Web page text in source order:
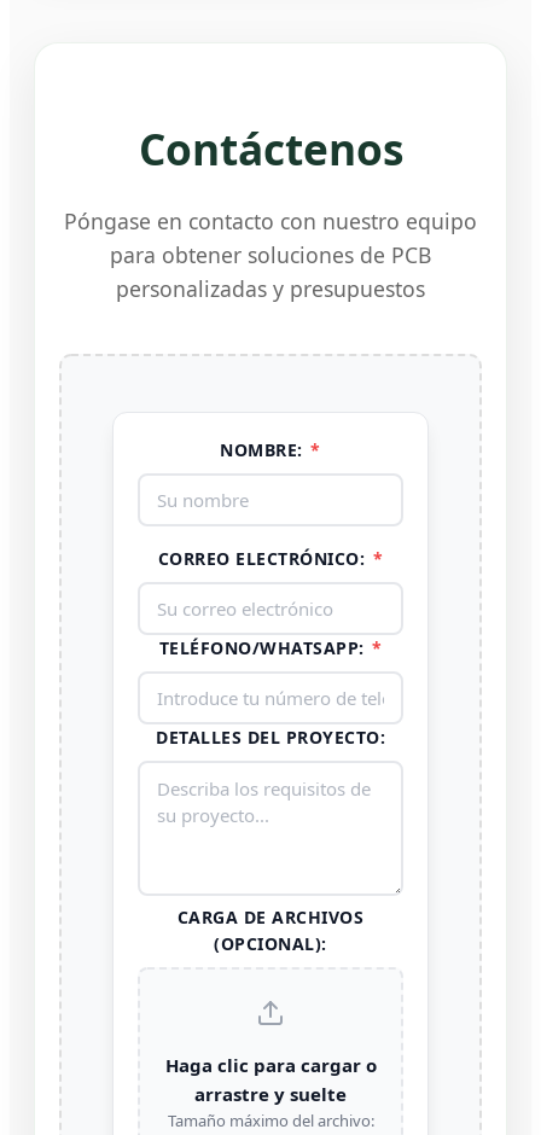
Contáctenos
Póngase en contacto con nuestro equipo
para obtener soluciones de PCB
personalizadas y presupuestos
NOMBRE: *
CORREO ELECTRÓNICO: *
TELÉFONO/WHATSAPP: *
DETALLES DEL PROYECTO:
CARGA DE ARCHIVOS
(OPCIONAL):
Haga clic para cargar o
arrastre y suelte
Tamaño máximo del archivo: